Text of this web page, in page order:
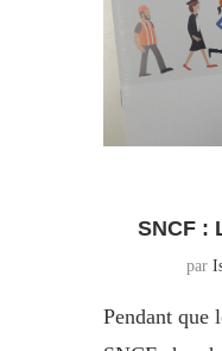
SNCF :
par
Pendant que